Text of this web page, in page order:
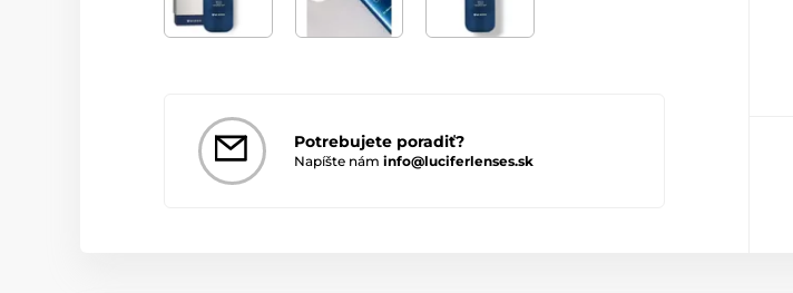
Potrebujete poradiť?
Napíšte nám info@luciferlenses.sk